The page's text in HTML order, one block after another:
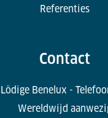
Referenties
Contact
Lödige Benelux -
Wereldwijd